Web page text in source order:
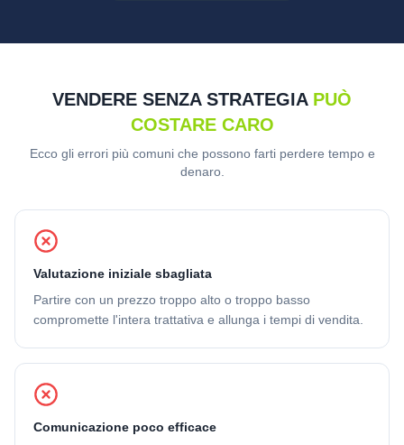
VENDERE SENZA STRATEGIA PUÒ
COSTARE CARO
Ecco gli errori più comuni che possono farti perdere tempo e
denaro.
Valutazione iniziale sbagliata
Partire con un prezzo troppo alto o troppo basso
compromette l'intera trattativa e allunga i tempi di vendita.
Comunicazione poco efficace